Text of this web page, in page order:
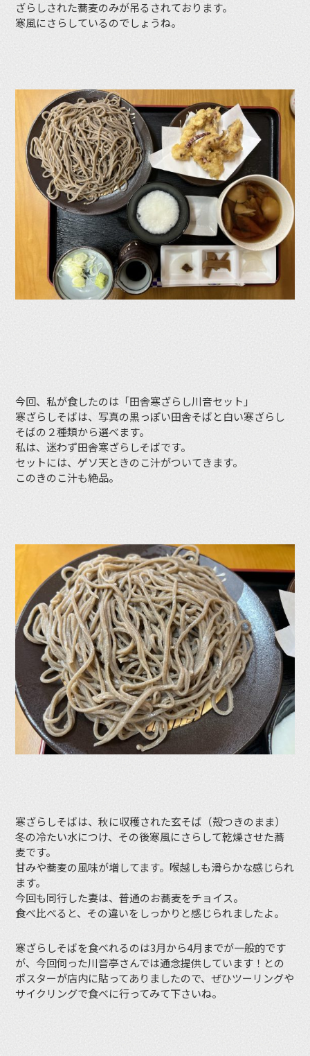
ざらしされた蕎麦のみが吊るされております。
寒風にさらしているのでしょうね。
今回、私が食したのは「田舎寒ざらし川音セット」
寒ざらしそばは、写真の黒っぽい田舎そばと白い寒ざらし
そばの２種類から選べます。
私は、迷わず田舎寒ざらしそばです。
セットには、ゲソ天ときのこ汁がついてきます。
このきのこ汁も絶品。
寒ざらしそばは、秋に収穫された玄そば（殻つきのまま）
冬の冷たい水につけ、その後寒風にさらして乾燥させた蕎
麦です。
甘みや蕎麦の風味が増してます。喉越しも滑らかな感じられ
ます。
今回も同行した妻は、普通のお蕎麦をチョイス。
食べ比べると、その違いをしっかりと感じられましたよ。
寒ざらしそばを食べれるのは3月から4月までが一般的です
が、今回伺った川音亭さんでは通念提供しています！との
ポスターが店内に貼ってありましたので、ぜひツーリングや
サイクリングで食べに行ってみて下さいね。